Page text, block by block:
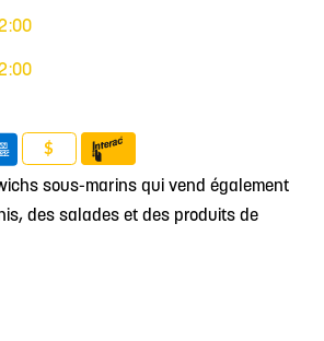
sous-marins qui vend également
des salades et des produits de
$